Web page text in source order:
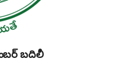
బదిలీ